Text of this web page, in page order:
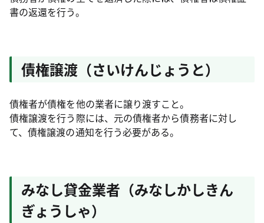
書の返還を行う。
債権譲渡（さいけんじょうと）
債権者が債権を他の業者に譲り渡すこと。
債権譲渡を行う際には、元の債権者から債務者に対し
て、債権譲渡の通知を行う必要がある。
みなし貸金業者（みなしかしきん
ぎょうしゃ）